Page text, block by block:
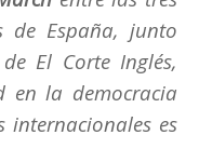
de España, junto
El Corte Inglés,
en la democracia
internacionales es